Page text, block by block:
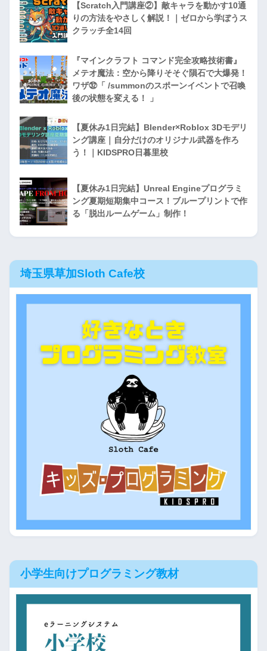
【Scratch入門講座②】敵キャラを動かす10通
りの方法をやさしく解説！｜ゼロから学ぼうス
クラッチ全14回
『マインクラフト コマンド完全攻略技術書』
メテオ魔法：空から降りそそぐ隕石で大爆発！
ワザ㉜「 /summonのスポーンイベントで召喚
後の状態を変える！ 」
【夏休み1日完結】Blender×Roblox 3Dモデリ
ング講座｜自分だけのオリジナル武器を作ろ
う！｜KIDSPRO日暮里校
【夏休み1日完結】Unreal Engineプログラミ
ング夏期短期集中コース！ブループリントで作
る「脱出ルームゲーム」制作！
埼玉県草加Sloth Cafe校
小学生向けプログラミング教材